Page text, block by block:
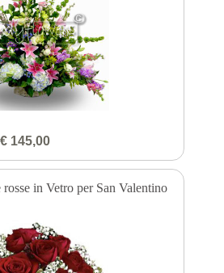
€ 145,00
in Vetro per San Valentino